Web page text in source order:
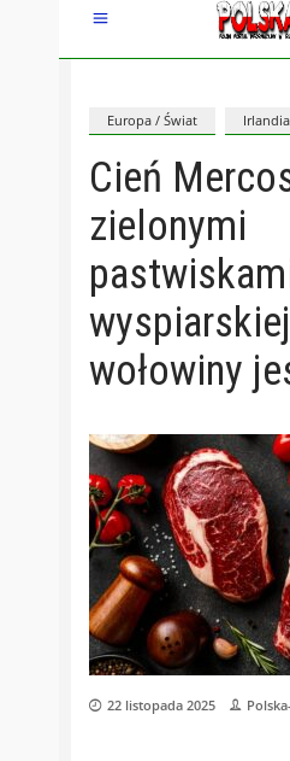
Europa / Świat Irlandia
Cień
zielonymi
wyspiarskiej
wołowiny
22 listopada 2025